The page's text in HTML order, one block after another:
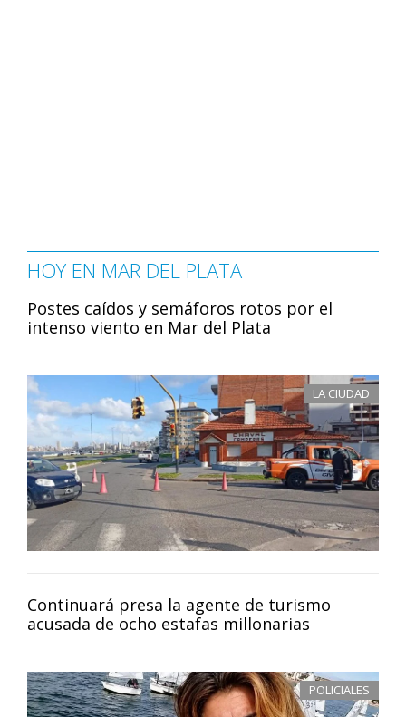
HOY EN MAR DEL PLATA
Postes caídos y semáforos rotos por el
intenso viento en Mar del Plata
LA CIUDAD
Continuará presa la agente de turismo
acusada de ocho estafas millonarias
POLICIALES